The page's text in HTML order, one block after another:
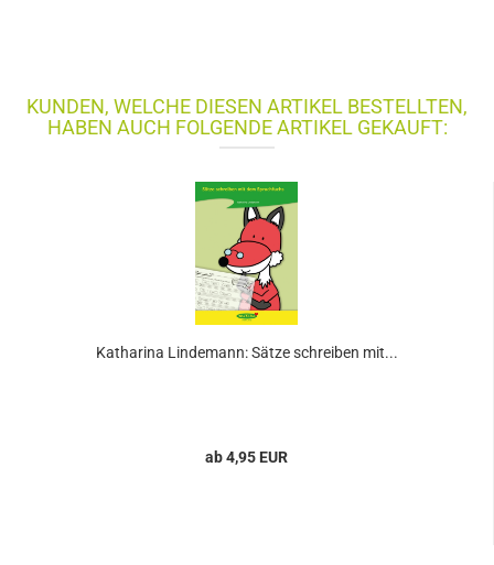
KUNDEN, WELCHE DIESEN ARTIKEL BESTELLTEN,
HABEN AUCH FOLGENDE ARTIKEL GEKAUFT:
Katharina Lindemann: Sätze schreiben mit...
ab 4,95 EUR